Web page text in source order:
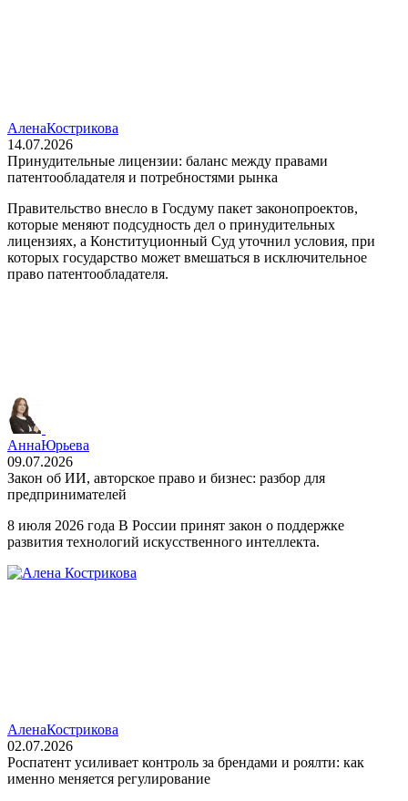
АленаКострикова
14.07.2026
Принудительные лицензии: баланс между правами
патентообладателя и потребностями рынка
Правительство внесло в Госдуму пакет законопроектов,
которые меняют подсудность дел о принудительных
лицензиях, а Конституционный Суд уточнил условия, при
которых государство может вмешаться в исключительное
право патентообладателя.
АннаЮрьева
09.07.2026
Закон об ИИ, авторское право и бизнес: разбор для
предпринимателей
8 июля 2026 года В России принят закон о поддержке
развития технологий искусственного интеллекта.
АленаКострикова
02.07.2026
Роспатент усиливает контроль за брендами и роялти: как
именно меняется регулирование